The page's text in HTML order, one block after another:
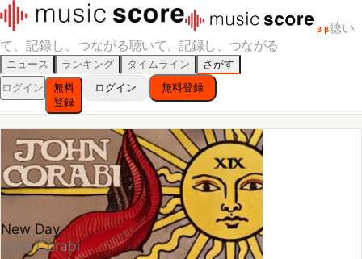
β β聴い
て、記録し、つながる聴いて、記録し、つながる
ニュース ランキング タイムライン
さがす
ログイン
無料
登録
ログイン 無料登録
John Corabi
2026ハードロック